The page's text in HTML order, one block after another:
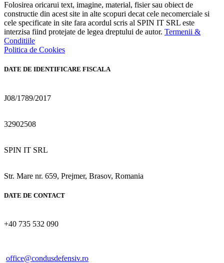
Folosirea oricarui text, imagine, material, fisier sau obiect de
constructie din acest site in alte scopuri decat cele necomerciale si
cele specificate in site fara acordul scris al SPIN IT SRL este
interzisa fiind protejate de legea dreptului de autor. Termenii &
Conditiile
Politica de Cookies
DATE DE IDENTIFICARE FISCALA
J08/1789/2017
32902508
SPIN IT SRL
Str. Mare nr. 659, Prejmer, Brasov, Romania
DATE DE CONTACT
+40 735 532 090
office@condusdefensiv.ro